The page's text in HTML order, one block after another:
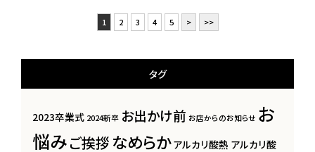
1 2 3 4 5 > >>
タグ
2023卒業式 2024新卒 お出かけ前 お店からのお知らせ お
悩みご挨拶 なめらか アルカリ酸熱 アルカリ酸